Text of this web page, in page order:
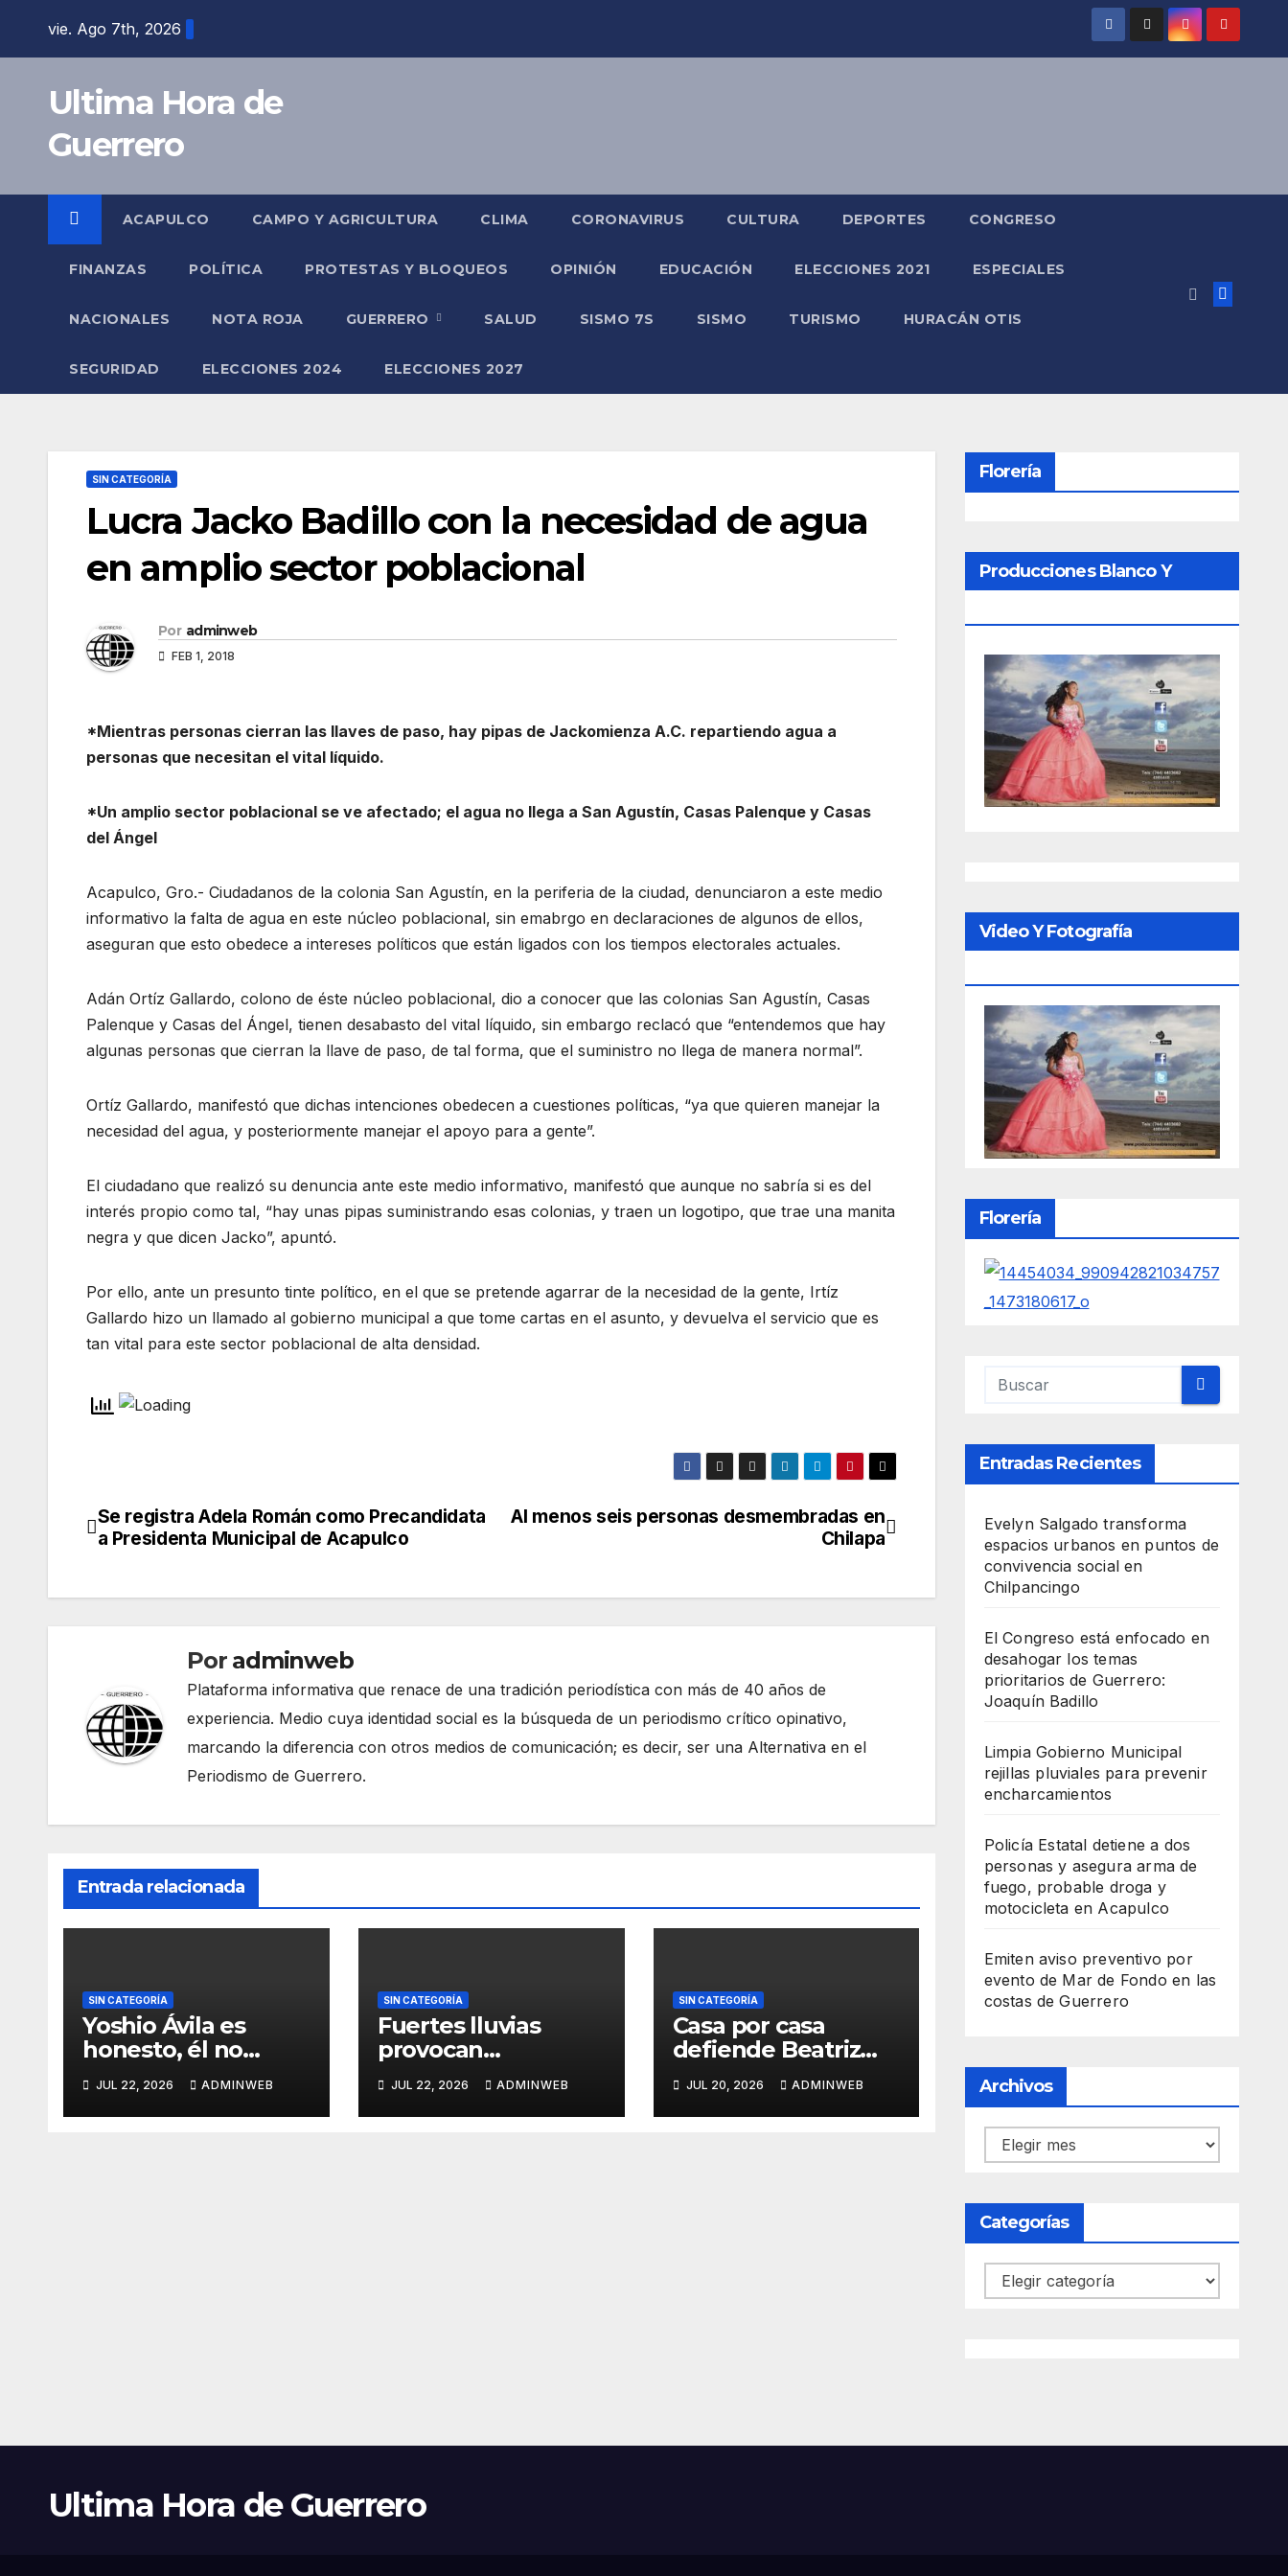
vie. Ago 7th, 2026
Ultima Hora de
Guerrero
ACAPULCO CAMPO Y AGRICULTURA CLIMA CORONAVIRUS CULTURA DEPORTES CONGRESO
FINANZAS POLÍTICA PROTESTAS Y BLOQUEOS OPINIÓN EDUCACIÓN ELECCIONES 2021 ESPECIALES
NACIONALES NOTA ROJA GUERRERO SALUD SISMO 7S SISMO TURISMO HURACÁN OTIS
SEGURIDAD ELECCIONES 2024 ELECCIONES 2027
SIN CATEGORÍA
Lucra Jacko Badillo con la necesidad de agua
en amplio sector poblacional
Por adminweb
FEB 1, 2018
*Mientras personas cierran las llaves de paso, hay pipas de Jackomienza A.C. repartiendo agua a
personas que necesitan el vital líquido.
*Un amplio sector poblacional se ve afectado; el agua no llega a San Agustín, Casas Palenque y Casas
del Ángel
Acapulco, Gro.- Ciudadanos de la colonia San Agustín, en la periferia de la ciudad, denunciaron a este medio
informativo la falta de agua en este núcleo poblacional, sin emabrgo en declaraciones de algunos de ellos,
aseguran que esto obedece a intereses políticos que están ligados con los tiempos electorales actuales.
Adán Ortíz Gallardo, colono de éste núcleo poblacional, dio a conocer que las colonias San Agustín, Casas
Palenque y Casas del Ángel, tienen desabasto del vital líquido, sin embargo reclacó que “entendemos que hay
algunas personas que cierran la llave de paso, de tal forma, que el suministro no llega de manera normal”.
Ortíz Gallardo, manifestó que dichas intenciones obedecen a cuestiones políticas, “ya que quieren manejar la
necesidad del agua, y posteriormente manejar el apoyo para a gente”.
El ciudadano que realizó su denuncia ante este medio informativo, manifestó que aunque no sabría si es del
interés propio como tal, “hay unas pipas suministrando esas colonias, y traen un logotipo, que trae una manita
negra y que dicen Jacko”, apuntó.
Por ello, ante un presunto tinte político, en el que se pretende agarrar de la necesidad de la gente, Irtíz
Gallardo hizo un llamado al gobierno municipal a que tome cartas en el asunto, y devuelva el servicio que es
tan vital para este sector poblacional de alta densidad.
Navegación
entradas
Al menos seis personas desmembradas en
Chilapa
Se registra Adela Román como Precandidata
a Presidenta Municipal de Acapulco
Por adminweb
Plataforma informativa que renace de una tradición periodística con más de 40 años de
experiencia. Medio cuya identidad social es la búsqueda de un periodismo crítico opinativo,
marcando la diferencia con otros medios de comunicación; es decir, ser una Alternativa en el
Periodismo de Guerrero.
Entrada relacionada
SIN CATEGORÍA
Yoshio Ávila es
honesto, él no
a alguna figura
política por una
JUL 22, 2026 ADMINWEB
SIN CATEGORÍA
Fuertes lluvias
provocan
caída de un árbol,
sin daños graves en
JUL 22, 2026 ADMINWEB
SIN CATEGORÍA
Casa por casa
defiende Beatriz
nacional en Tlapa
JUL 20, 2026 ADMINWEB
Florería
Producciones Blanco Y
Video Y Fotografía
Florería
Entradas Recientes
Evelyn Salgado transforma
espacios urbanos en puntos de
convivencia social en
Chilpancingo
El Congreso está enfocado en
desahogar los temas
prioritarios de Guerrero:
Joaquín Badillo
Limpia Gobierno Municipal
rejillas pluviales para prevenir
encharcamientos
Policía Estatal detiene a dos
personas y asegura arma de
fuego, probable droga y
motocicleta en Acapulco
Emiten aviso preventivo por
evento de Mar de Fondo en las
costas de Guerrero
Archivos
Archivos
Categorías
Categorías
Ultima Hora de Guerrero